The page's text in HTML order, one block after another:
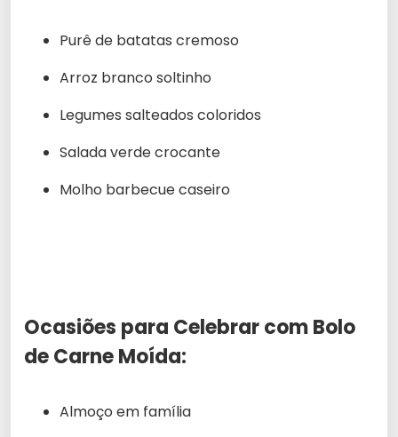
Purê de batatas cremoso
Arroz branco soltinho
Legumes salteados coloridos
Salada verde crocante
Molho barbecue caseiro
Ocasiões para Celebrar comBolo
de Carne Moída:
Almoço em família